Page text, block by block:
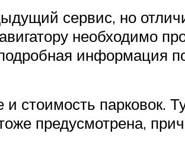
сервис, но
необходимо
информация
стоимость парковок.
предусмотрена,